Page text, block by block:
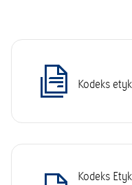
Kodeks
Kodeks